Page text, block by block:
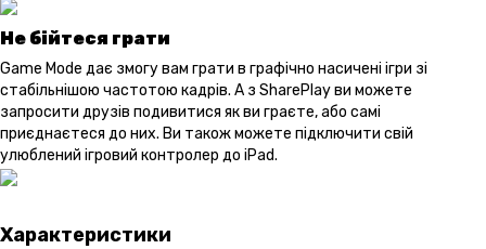
Не бійтеся грати
Game Mode дає змогу вам грати в графічно насичені ігри зі
стабільнішою частотою кадрів. А з SharePlay ви можете
запросити друзів подивитися як ви граєте, або самі
приєднаєтеся до них. Ви також можете підключити свій
улюблений ігровий контролер до iPad.
Характеристики